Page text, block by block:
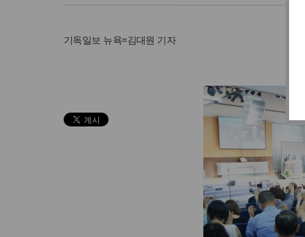
기독일보 뉴욕=김대원 기자